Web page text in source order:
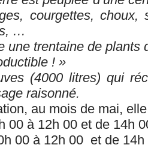
courgettes, choux,
…
une trentaine de
! »
(4000 litres) qui
raisonné.
au mois de mai,
00 à 12h 00 et de 14h
00 à 12h 00 et de